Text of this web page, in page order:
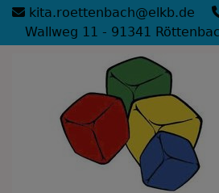
Direkt
zum
Inhalt
kita.roettenbach@elkb.de
Wallweg 11 - 91341